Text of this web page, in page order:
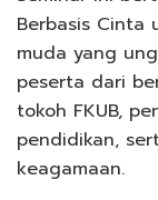
Berbasis Cinta
muda yang
peserta dari
tokoh FKUB,
pendidikan,
keagamaan.